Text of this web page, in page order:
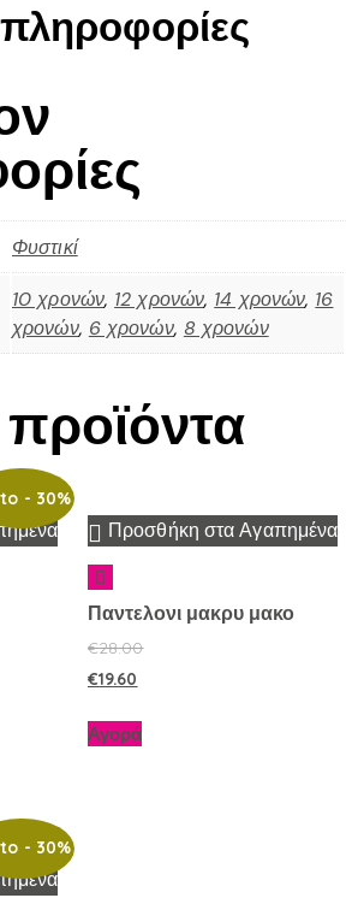
Φυστικί
10 χρονών, 12 χρονών, 14 χρονών, 16
χρονών, 6 χρονών, 8 χρονών
προϊόντα
- 30%
Προσθήκη στα Αγαπημένα
Παντελονι μακρυ μακο
€28.00
€19.60
Αγορά
- 30%